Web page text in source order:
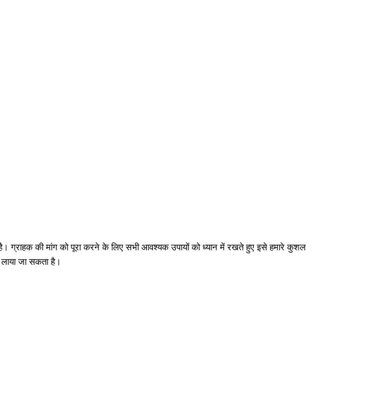
है। ग्राहक की मांग को पूरा करने के लिए सभी आवश्यक उपायों को ध्यान में रखते हुए इसे हमारे कुशल
जा सकता है।